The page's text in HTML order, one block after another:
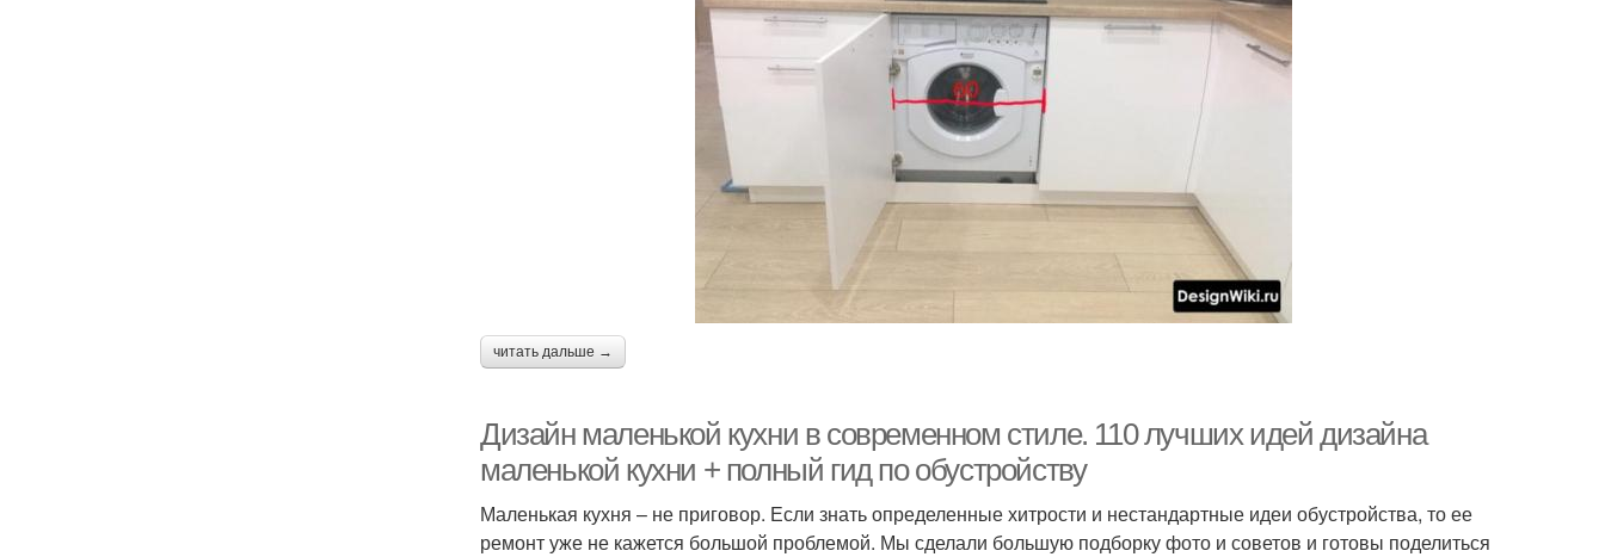
читать дальше →
Дизайн маленькой кухни в современном стиле. 110 лучших идей дизайна
маленькой кухни + полный гид по обустройству
Маленькая кухня – не приговор. Если знать определенные хитрости и нестандартные идеи обустройства, то ее
ремонт уже не кажется большой проблемой. Мы сделали большую подборку фото и советов и готовы поделиться